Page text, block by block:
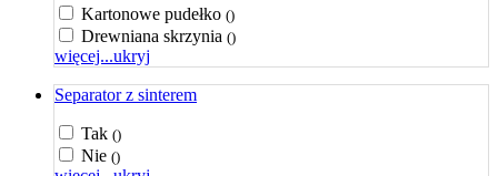
Kartonowe pudełko ()
Drewniana skrzynia ()
więcej...ukryj
Separator z sinterem
Tak ()
Nie ()